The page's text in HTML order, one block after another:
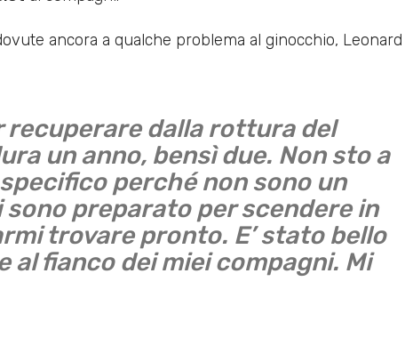
ancora a qualche problema al ginocchio, Leonard
recuperare dalla rottura del
un anno, bensì due. Non sto a
perché non sono un
preparato per scendere in
trovare pronto. E’ stato bello
al fianco dei miei compagni. Mi